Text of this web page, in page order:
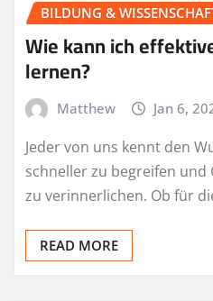
BILDUNG &
Wie kann ich
lernen?
Matthew Jan 6,
Jeder von uns kennt den
schneller zu begreifen
zu verinnerlichen. Ob für
READ MORE